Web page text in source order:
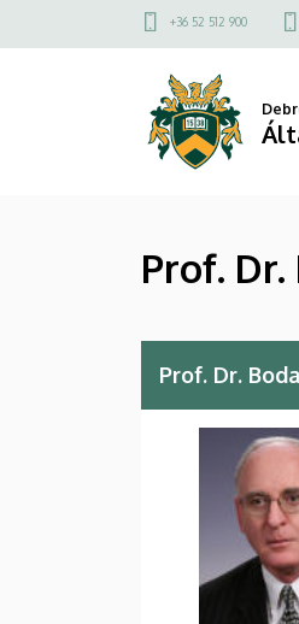
Általános
a
Felső
menü
+36 52 512 900
Prof.
Prof. Dr.